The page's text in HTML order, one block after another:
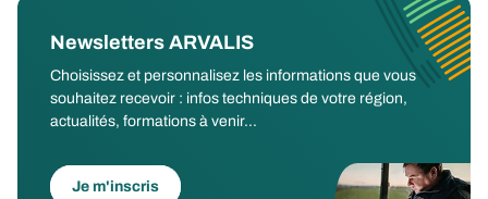
Newsletters ARVALIS
Choisissez et personnalisez les informations que vous
souhaitez recevoir : infos techniques de votre région,
actualités, formations à venir...
Je m'inscris